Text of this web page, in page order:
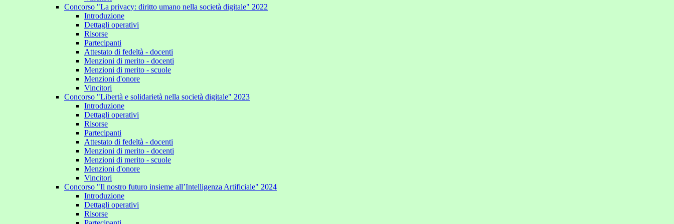
Concorso "La privacy: diritto umano nella società digitale" 2022
Introduzione
Dettagli operativi
Risorse
Partecipanti
Attestato di fedeltà - docenti
Menzioni di merito - docenti
Menzioni di merito - scuole
Menzioni d'onore
Vincitori
Concorso "Libertà e solidarietà nella società digitale" 2023
Introduzione
Dettagli operativi
Risorse
Partecipanti
Attestato di fedeltà - docenti
Menzioni di merito - docenti
Menzioni di merito - scuole
Menzioni d'onore
Vincitori
Concorso "Il nostro futuro insieme all’Intelligenza Artificiale" 2024
Introduzione
Dettagli operativi
Risorse